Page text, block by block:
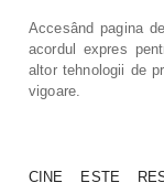
Accesând pagina
acordul expres
altor tehnologii de
vigoare.
CINE ESTE